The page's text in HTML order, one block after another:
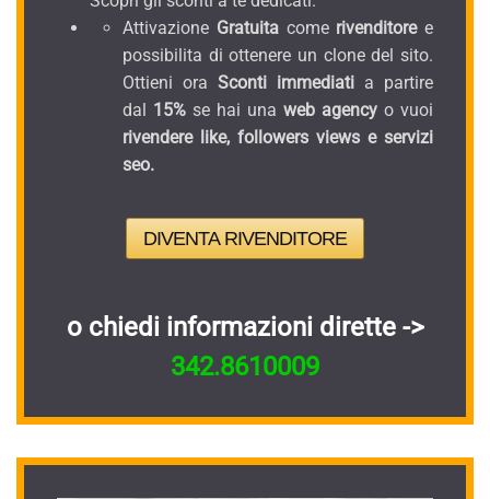
Attivazione Gratuitacomerivenditoree
possibilita di ottenere un clone del sito.
Ottieni ora Sconti immediati a partire
dal 15% se hai una web agency o vuoi
rivendere like, followers views e servizi
seo.
DIVENTA RIVENDITORE
o chiedi informazioni dirette ->
342.8610009